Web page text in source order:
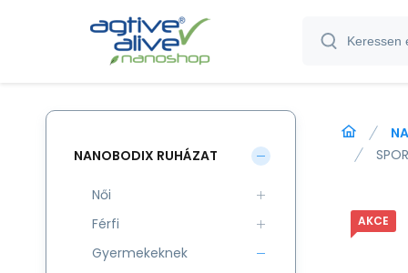
AKCE
NANOBODIX RUHÁZAT
Női
Férfi
Gyermekeknek